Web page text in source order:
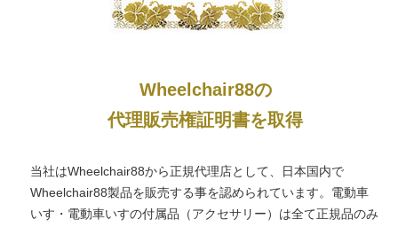
Wheelchair88の
代理販売権証明書を取得
当社はWheelchair88から正規代理店として、日本国内で
Wheelchair88製品を販売する事を認められています。電動車
いす・電動車いすの付属品（アクセサリー）は全て正規品のみ